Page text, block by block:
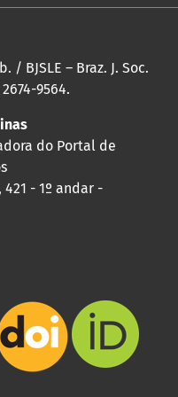
/ BJSLE – Braz. J. Soc.
9564.
do Portal de
- 1º andar -